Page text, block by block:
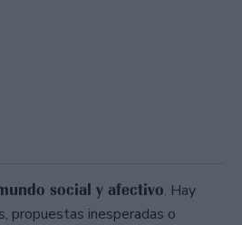
social y afectivo. Hay
propuestas inesperadas o